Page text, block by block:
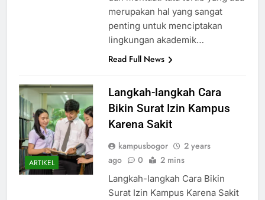
dan mentaati tata tertib yang ada
merupakan hal yang sangat
penting untuk menciptakan
ARTIKEL
Langkah-langkah Cara
Bikin Surat Izin Kampus
kampusbogor
Langkah-langkah Cara Bikin